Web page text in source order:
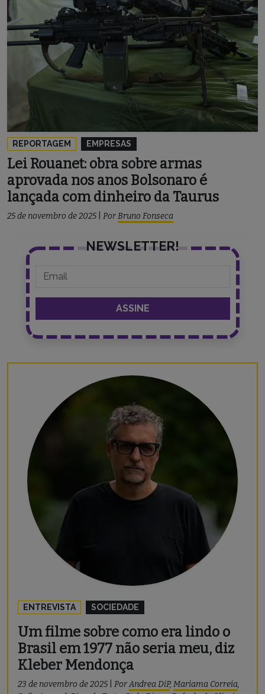
REPORTAGEM EMPRESAS
Lei Rouanet: obra sobre armas
aprovada nos anos Bolsonaro é
lançada com dinheiro da Taurus
25 de novembro de 2025 PorBruno Fonseca
NEWSLETTER!
ENTREVISTA SOCIEDADE
Um filme sobre como era lindo o
Brasil em 1977 não seria meu, diz
Kleber Mendonça
23 de novembro de 2025 PorAndrea DiP, Mariama Correia,